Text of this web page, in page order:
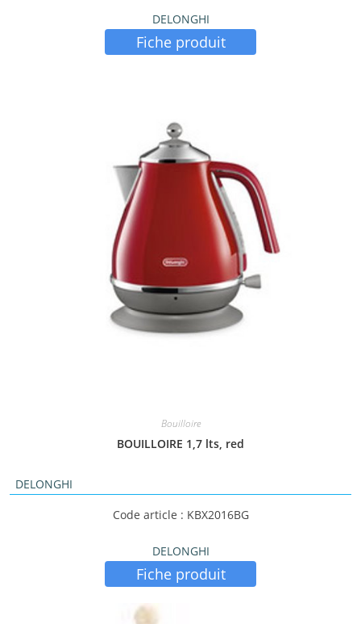
DELONGHI
Fiche produit
Bouilloire
BOUILLOIRE 1,7 lts, red
DELONGHI
Code article : KBX2016BG
DELONGHI
Fiche produit